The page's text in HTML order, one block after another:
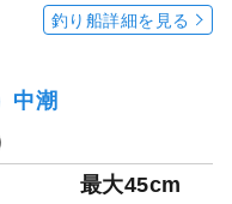
釣り船詳細を見る
中潮
最大45cm